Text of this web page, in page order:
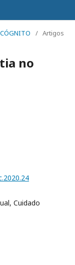
/ Artigos
no
Cuidado